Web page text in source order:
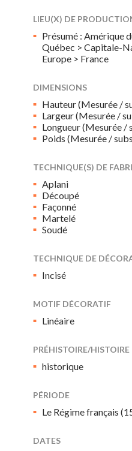
LIEU(X) DE
Présumé : Amérique
Québec > Capitale-
Europe > France
DIMENSIONS
Hauteur (Mesurée /
Largeur (Mesurée /
Longueur (Mesurée /
Poids (Mesurée /
TECHNIQUE(S) DE
Aplani
Découpé
Façonné
Martelé
Soudé
TECHNIQUE DE
Incisé
MOTIF DÉCORATIF
Linéaire
PRÉHISTOIRE/HISTOIRE
historique
PÉRIODE
Le Régime français
DATES